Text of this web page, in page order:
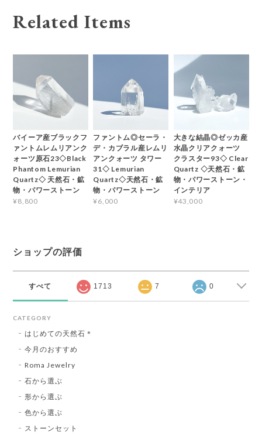
Related Items
バイーア産ブラックフ
ァントムレムリアンク
ォーツ原石23◇Black
Phantom Lemurian
Quartz◇ 天然石・鉱
物・パワーストーン
¥8,800
ファントム◎セーラ・
デ・カブラル産レムリ
アンクォーツ タワー
31◇ Lemurian
Quartz◇天然石・鉱
物・パワーストーン
¥6,000
大きな結晶◎ゼッカ産
水晶クリアクォーツ
クラスター93◇ Clear
Quartz ◇天然石・鉱
物・パワーストーン・
インテリア
¥43,000
ショップの評価
すべて 1713 7 0
CATEGORY
はじめての天然石＊
今月のおすすめ
Roma Jewelry
石から選ぶ
形から選ぶ
色から選ぶ
ストーンセット